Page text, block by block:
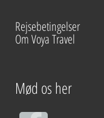
Rejsebetingelser
Om Voya Travel
Mød os her